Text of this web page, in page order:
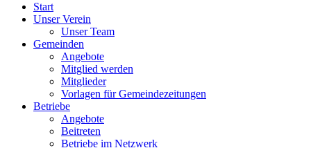
Start
Unser Verein
Unser Team
Gemeinden
Angebote
Mitglied werden
Mitglieder
Vorlagen für Gemeindezeitungen
Betriebe
Angebote
Beitreten
Betriebe im Netzwerk